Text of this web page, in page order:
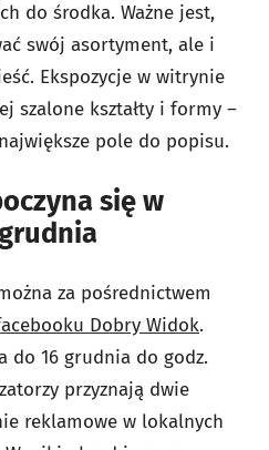
do środka. Ważne jest,
swój asortyment, ale i
Ekspozycje w witrynie
szalone kształty i formy –
pole do popisu.
się w
za pośrednictwem
Dobry Widok.
do 16 grudnia do godz.
przyznają dwie
reklamowe w lokalnych